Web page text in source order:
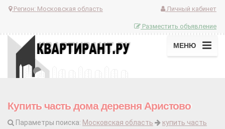
Регион: Московская область Личный кабинет
Разместить объявление
МЕНЮ
Купить часть дома деревня Аристово
Параметры поиска: Московская область
купить часть